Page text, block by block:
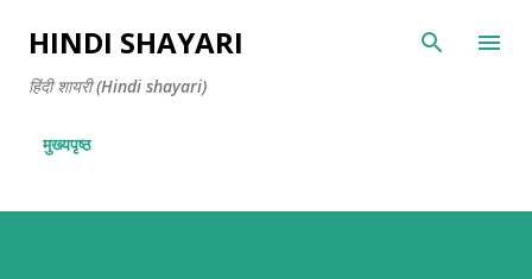
सीधे मुख्य सामग्री पर जाएं
HINDI SHAYARI
हिंदी शायरी (Hindi shayari)
मुख्यपृष्ठ